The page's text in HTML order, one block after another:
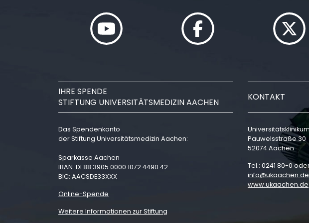
IHRE SPENDE
STIFTUNG UNIVERSITÄTSMEDIZIN AACHEN
Das Spendenkonto
der Stiftung Universitätsmedizin Aachen:
Sparkasse Aachen
IBAN: DE88 3905 0000 1072 4490 42
BIC: AACSDE33XXX
Online-Spende
Weitere Informationen zur Stiftung
KONTAKT
Pauwelsstraße 30
52074 Aachen
Tel.: 0241 80-0
info
ukaachen de
www.ukaachen.de